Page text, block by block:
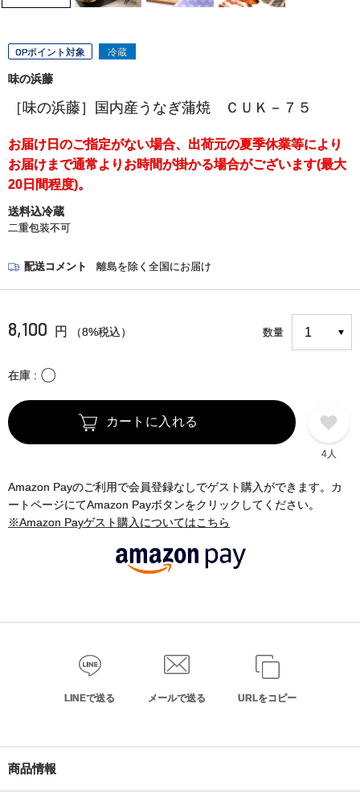
OPポイント対象 冷蔵
味の浜藤
［味の浜藤］国内産うなぎ蒲焼 ＣＵＫ－７５
お届け日のご指定がない場合、出荷元の夏季休業等により
お届けまで通常よりお時間が掛かる場合がございます(最大
20日間程度)。
送料込冷蔵
二重包装不可
配送コメント 離島を除く全国にお届け
8,100 円 （8%税込） 数量
在庫 〇
カートに入れる
4人
Amazon Payのご利用で会員登録なしでゲスト購入ができます。カ
ートページにてAmazon Payボタンをクリックしてください。
※Amazon Payゲスト購入についてはこちら
LINEで送る メールで送る URLをコピー
商品情報